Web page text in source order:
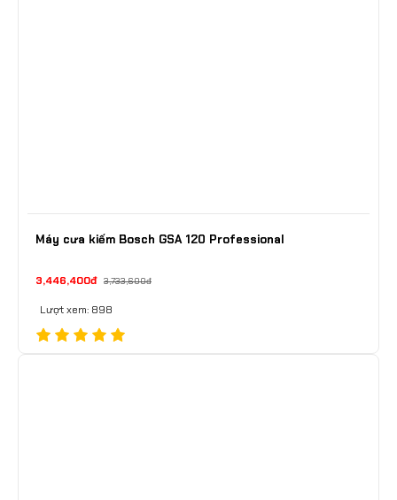
Máy cưa kiếm Bosch GSA 120 Professional
3,446,400đ 3,733,600đ
Lượt xem: 898